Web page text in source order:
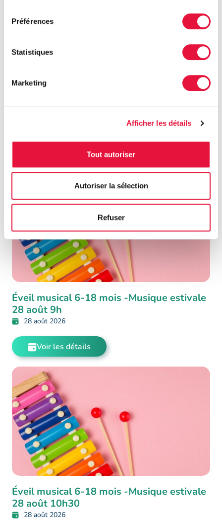
Préférences
Statistiques
Marketing
Afficher les détails
Tout autoriser
Autoriser la sélection
Refuser
Voir les détails
Éveil musical 6-18 mois -Musique estivale
28 août 9h
28 août 2026
Voir les détails
Éveil musical 6-18 mois -Musique estivale
28 août 10h30
28 août 2026